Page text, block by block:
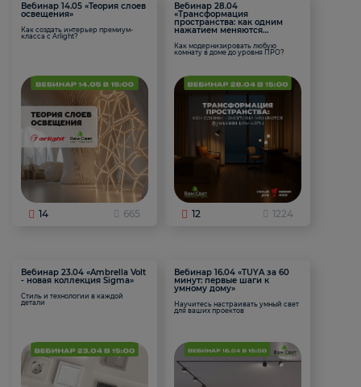
Вебинар 14.05 «Теория слоев
освещения»
Как создать интерьер премиум-
класса с Arlight?
14 665
Вебинар 28.04
«Трансформация
пространства: как одним
нажатием меняются
Как модернизировать любую
комнату в доме до уровня ПРО?
12 1224
Вебинар 23.04 «Ambrella Volt
- новая коллекция Sigma»
Стиль и технологии в каждой
детали
Вебинар 16.04 «TUYA за 60
минут: первые шаги к
умному дому»
Научитесь настраивать умный свет
для ваших проектов